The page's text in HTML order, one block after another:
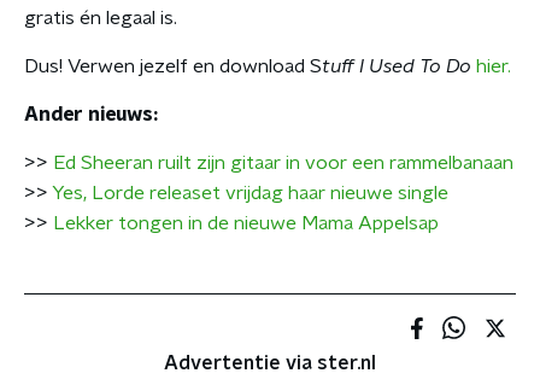
gratis én legaal is.
Dus! Verwen jezelf en download Stuff I Used To Do hier.
Ander nieuws:
>> Ed Sheeran ruilt zijn gitaar in voor een rammelbanaan
>> Yes, Lorde releaset vrijdag haar nieuwe single
>> Lekker tongen in de nieuwe Mama Appelsap
Advertentie via ster.nl